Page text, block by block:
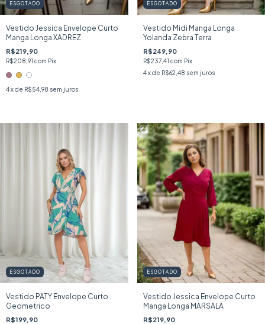
ESGOTADO
Vestido Jessica Envelope Curto
Manga Longa XADREZ
R$219,90
R$208,91 com Pix
4x de R$54,98 sem juros
ESGOTADO
Vestido Midi Manga Longa
Yolanda Zebra Terra
R$249,90
R$237,41 com Pix
4 x de R$62,48 sem juros
ESGOTADO
Vestido PATY Envelope Curto
Geometrico
R$199,90
ESGOTADO
Vestido Jessica Envelope Curto
Manga Longa MARSALA
R$219,90